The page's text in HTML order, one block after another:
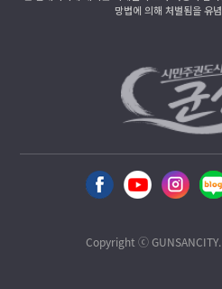
망법에 의해 처벌됨을 유
Copyright ⓒ